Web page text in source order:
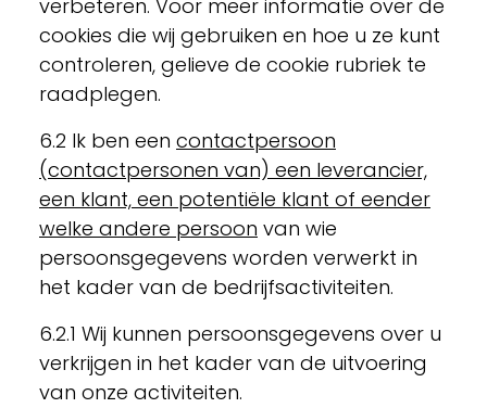
verbeteren. Voor meer informatie over de
cookies die wij gebruiken en hoe u ze kunt
controleren, gelieve de cookie rubriek te
raadplegen.
6.2 Ik ben een contactpersoon
(contactpersonen van) een leverancier,
een klant, een potentiële klant of eender
welke andere persoon van wie
persoonsgegevens worden verwerkt in
het kader van de bedrijfsactiviteiten.
6.2.1 Wij kunnen persoonsgegevens over u
verkrijgen in het kader van de uitvoering
van onze activiteiten.